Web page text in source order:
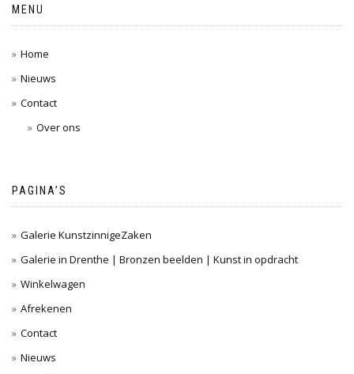
MENU
Home
Nieuws
Contact
Over ons
PAGINA’S
Galerie KunstzinnigeZaken
Galerie in Drenthe | Bronzen beelden | Kunst in opdracht
Winkelwagen
Afrekenen
Contact
Nieuws